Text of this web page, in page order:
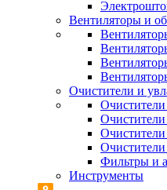
Вентиляторы и
Очистители и
Фильтры и
Инструменты